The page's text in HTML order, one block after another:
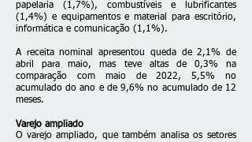
papelaria (1,7%), combustíveis e lubrificantes
(1,4%) e equipamentos e material para escritório,
informática e comunicação (1,1%).
A receita nominal apresentou queda de 2,1% de
abril para maio, mas teve altas de 0,3% na
comparação com maio de 2022, 5,5% no
acumulado do ano e de 9,6% no acumulado de 12
meses.
Varejo ampliado
O varejo ampliado, que também analisa os setores